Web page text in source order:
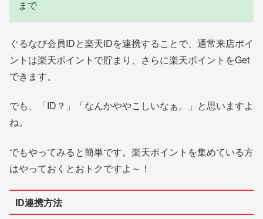
まで
ぐるなび会員IDと楽天IDを連携することで、通常来店ポイ
ントは楽天ポイントで貯まり、さらに楽天ポイントをGet
できます。
でも、「ID？」「なんかややこしいなぁ。」と思いますよ
ね。
でもやってみると簡単です。楽天ポイントを集めている方
はやっておくとおトクですよ～！
ID連携方法